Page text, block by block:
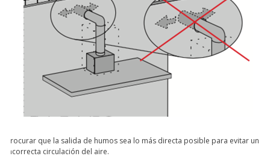
Procurar que la salida de humos sea lo más directa posible para evitar una
incorrecta circulación del aire.